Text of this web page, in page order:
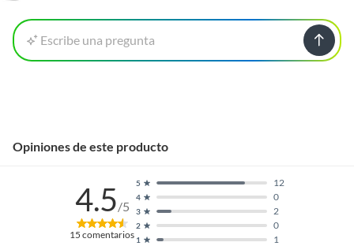
Escribe una pregunta
Opiniones de este producto
4.5/5
15 comentarios 1 1
2 0
3 2
4 0
5 12